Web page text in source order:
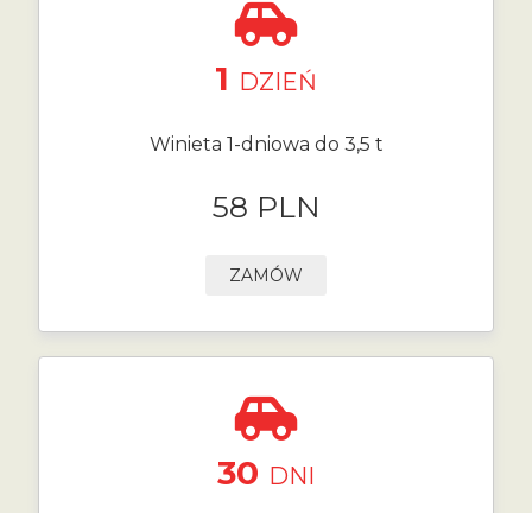
1 DZIEŃ
Winieta 1-dniowa do 3,5 t
58 PLN
ZAMÓW
30 DNI